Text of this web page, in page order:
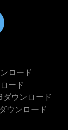
ロード
ード
ウンロード
ウンロード